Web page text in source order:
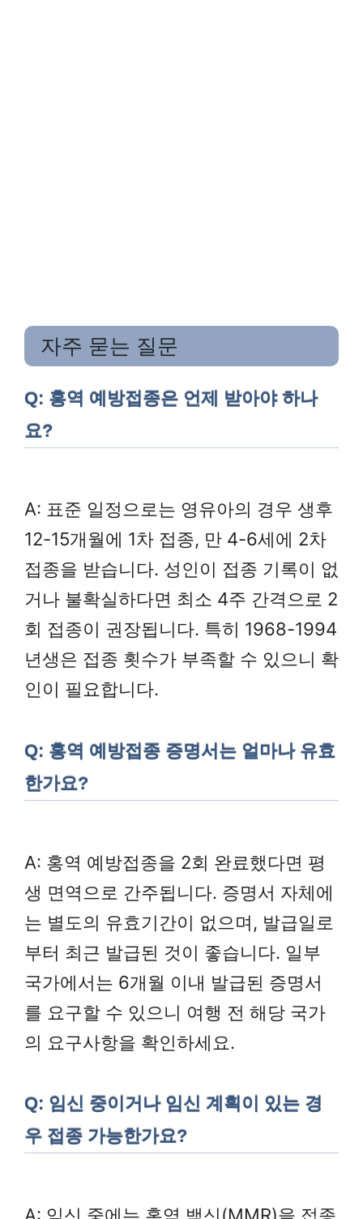
자주 묻는 질문
Q: 홍역 예방접종은 언제 받아야 하나
요?
A: 표준 일정으로는 영유아의 경우 생후
12-15개월에 1차 접종, 만 4-6세에 2차
접종을 받습니다. 성인이 접종 기록이 없
거나 불확실하다면 최소 4주 간격으로 2
회 접종이 권장됩니다. 특히 1968-1994
년생은 접종 횟수가 부족할 수 있으니 확
인이 필요합니다.
Q: 홍역 예방접종 증명서는 얼마나 유효
한가요?
A: 홍역 예방접종을 2회 완료했다면 평
생 면역으로 간주됩니다. 증명서 자체에
는 별도의 유효기간이 없으며, 발급일로
부터 최근 발급된 것이 좋습니다. 일부
국가에서는 6개월 이내 발급된 증명서
를 요구할 수 있으니 여행 전 해당 국가
의 요구사항을 확인하세요.
Q: 임신 중이거나 임신 계획이 있는 경
우 접종 가능한가요?